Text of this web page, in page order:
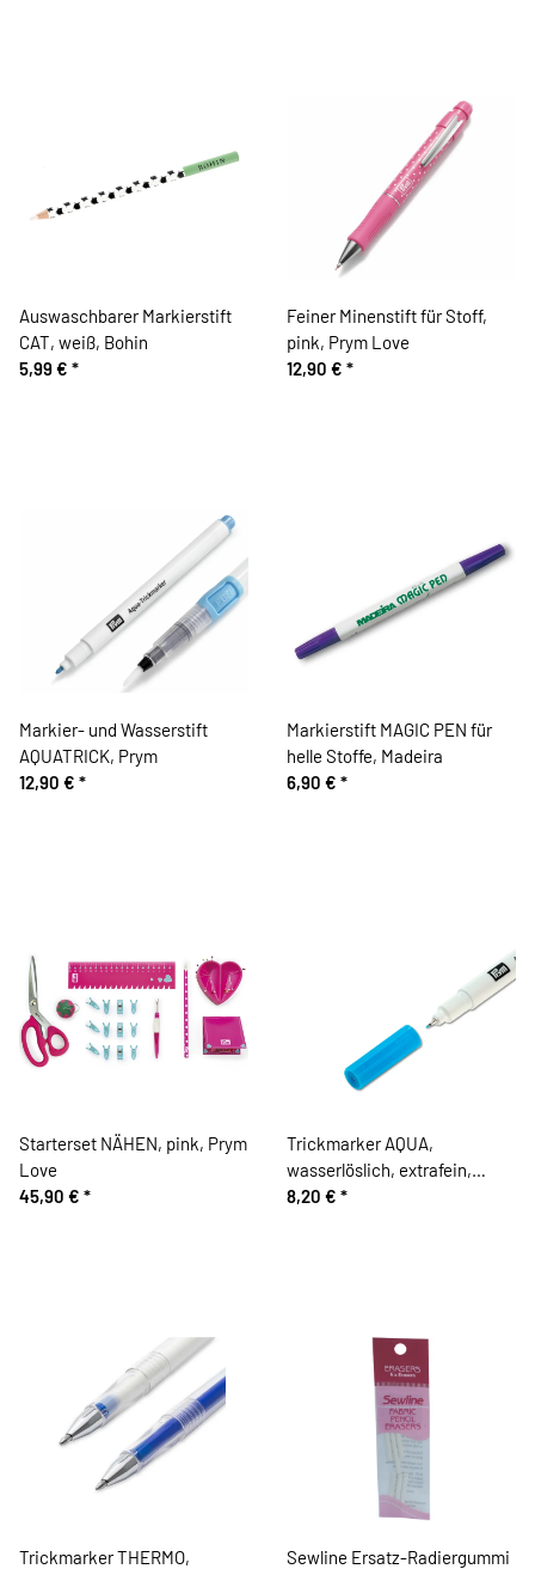
Auswaschbarer Markierstift
CAT, weiß, Bohin
5,99 € *
Feiner Minenstift für Stoff,
pink, Prym Love
12,90 € *
Markier- und Wasserstift
AQUATRICK, Prym
12,90 € *
Markierstift MAGIC PEN für
helle Stoffe, Madeira
6,90 € *
Starterset NÄHEN, pink, Prym
Love
45,90 € *
Trickmarker AQUA,
wasserlöslich, extrafein,
türkis, Prym
8,20 € *
Trickmarker THERMO,
Sewline Ersatz-Radiergummi